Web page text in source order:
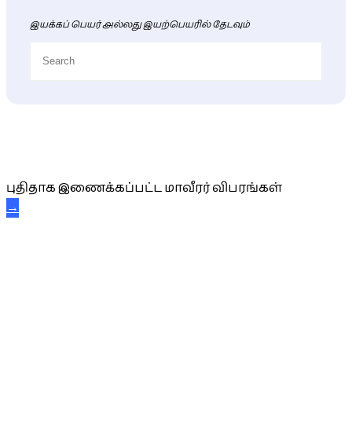
இயக்கப் பெயர் அல்லது இயற்பெயரில் தேடவும்
புதிதாக இணைக்கப்பட்ட மாவீரர் விபரங்கள்
→